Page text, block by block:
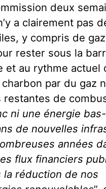
deux
a clairement pas
y compris de
rester sous la
et au rythme actuel
par du gaz
restantes de
ni une énergie
de nouvelles
années
flux financiers
réduction de nos